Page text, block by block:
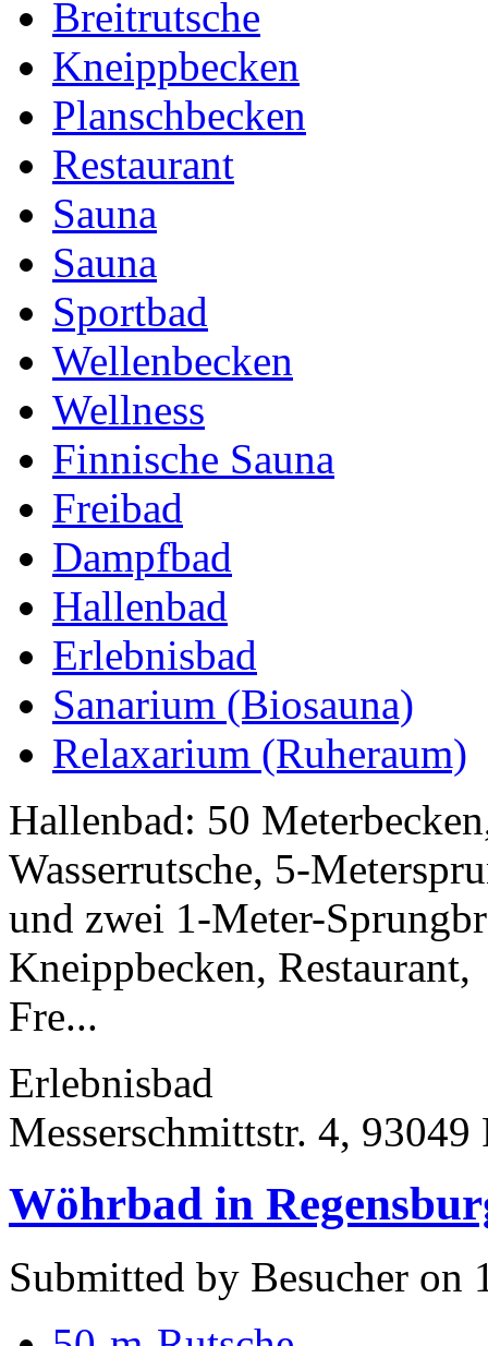
Breitrutsche
Kneippbecken
Planschbecken
Restaurant
Sauna
Sauna
Sportbad
Wellenbecken
Wellness
Finnische Sauna
Freibad
Dampfbad
Hallenbad
Erlebnisbad
Sanarium (Biosauna)
Relaxarium (Ruheraum)
Hallenbad: 50
Wasserrutsche, 5-
und zwei 1-Meter-
Kneippbecken, Restaurant,
Fre...
Erlebnisbad
Messerschmittstr. 4, 93049
Wöhrbad in
Submitted by Besucher on